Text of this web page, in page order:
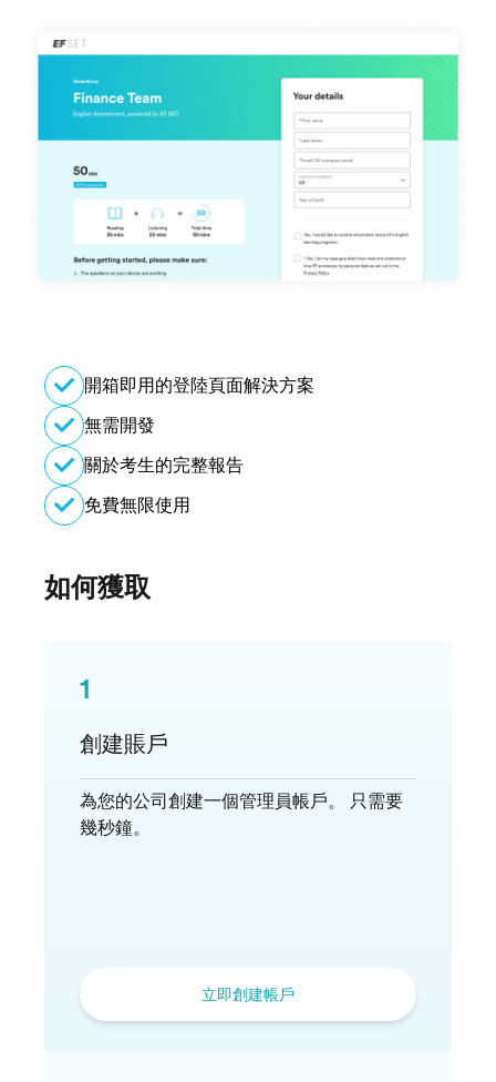
開箱即用的登陸頁面解決方案
無需開發
關於考生的完整報告
免費無限使用
如何獲取
1
創建賬戶
為您的公司創建一個管理員帳戶。 只需要
幾秒鐘。
立即創建帳戶